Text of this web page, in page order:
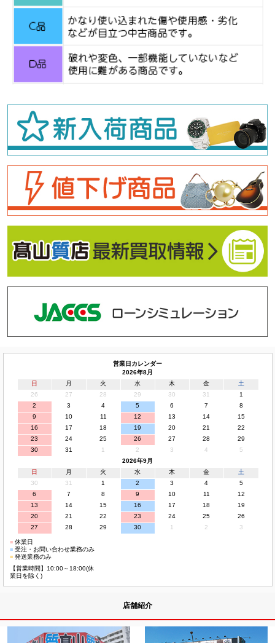
営業日カレンダー
2026年8月
日
月 火 水 木 金
土
26
27 28 29 30 31
1
2
3 4 5 6 7
8
9
10 11 12 13 14
15
16
17 18 19 20 21
22
23
24 25 26 27 28
29
30
31 1 2 3 4
5
2026年9月
日
月 火 水 木 金
土
30
31 1 2 3 4
5
6
7 8 9 10 11
12
13
14 15 16 17 18
19
20
21 22 23 24 25
26
27
28 29 30 1 2 3
■休業日
■受注・お問い合わせ業務のみ
■発送業務のみ
【営業時間】10:00～18:00(休
業日を除く)
店舗紹介